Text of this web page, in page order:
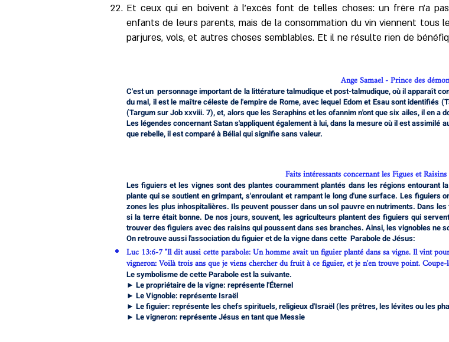
Et ceux qui en boivent à l'excès font de telles choses: un frère n'a
enfants de leurs parents, mais de la consommation du vin viennent tous
parjures, vols, et autres choses semblables. Et il ne résulte rien de
Ange Samael - Prince des
C'est un personnage important de la littérature talmudique et post-talmudique, où il apparaît
du mal, il est le maître céleste de l'empire de Rome, avec lequel Edom et Esau sont identifiés
(Targum sur Job xxviii. 7), et, alors que les Seraphins et les ofannim n'ont que six ailes, il en a
Les légendes concernant Satan s'appliquent également à lui, dans la mesure où il est assimilé
que rebelle, il est comparé à Bélial qui signifie sans valeur.
Faits intéressants concernant les Figues et
Les figuiers et les vignes sont des plantes couramment plantés dans les régions entourant
plante qui se soutient en grimpant, s'enroulant et rampant le long d'une surface. Les
zones les plus inhospitalières. Ils peuvent pousser dans un sol pauvre en nutriments. Dans
si la terre était bonne. De nos jours, souvent, les agriculteurs plantent des figuiers qui
trouver des figuiers avec des raisins qui poussent dans ses branches. Ainsi, les vignobles ne
On retrouve aussi l'association du figuier et de la vigne dans cette Parabole de Jésus:
Luc 13:6-7 "Il dit aussi cette parabole: Un homme avait un figuier planté dans sa vigne. Il vint
vigneron: Voilà trois ans que je viens chercher du fruit à ce figuier, et je n'en trouve point.
Le symbolisme de cette Parabole est la suivante.
► Le propriétaire de la vigne: représente l'Éternel
► Le Vignoble: représente Israël
► Le figuier: représente les chefs spirituels, religieux d'Israël (les prêtres, les lévites ou les
► Le vigneron: représente Jésus en tant que Messie